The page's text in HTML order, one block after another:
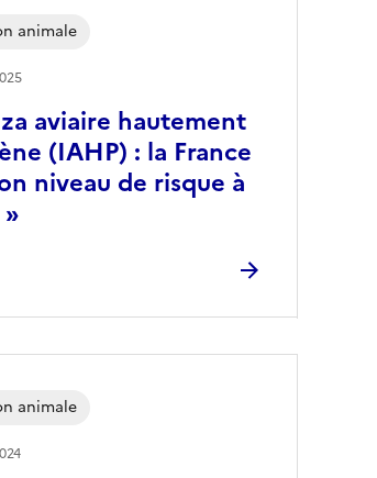
aviaire hautement
(IAHP) : la France
niveau de risque à
animale
animale